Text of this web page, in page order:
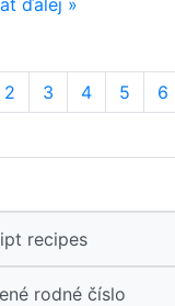
ďalej »
2 3 4 5 6
recipes
rodné číslo